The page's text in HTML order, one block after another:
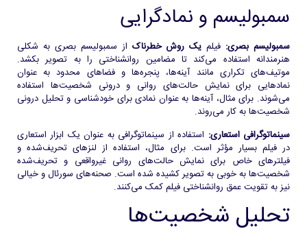
سمبولیسم و نمادگرایی
سمبولیسم بصری: فیلم یک روش خطرناک از سمبولیسم بصری به شکلی
هنرمندانه استفاده می‌کند تا مضامین روانشناختی را به تصویر بکشد.
موتیف‌های تکراری مانند آینه‌ها، پنجره‌ها و فضاهای محدود به عنوان
نمادهایی برای نمایش حالت‌های روانی و درونی شخصیت‌ها استفاده
می‌شوند. برای مثال، آینه‌ها به عنوان نمادی برای خودشناسی و تحلیل درونی
شخصیت‌ها به کار می‌روند.
سینماتوگرافی استعاری: استفاده از سینماتوگرافی به عنوان یک ابزار استعاری
در فیلم بسیار مؤثر است. برای مثال، استفاده از لنزهای تحریف‌شده و
فیلترهای خاص برای نمایش حالت‌های روانی غیرواقعی و تحریف‌شده
شخصیت‌ها به خوبی به تصویر کشیده شده است. صحنه‌های سورئال و خیالی
نیز به تقویت عمق روانشناختی فیلم کمک می‌کنند.
تحلیل شخصیت‌ها